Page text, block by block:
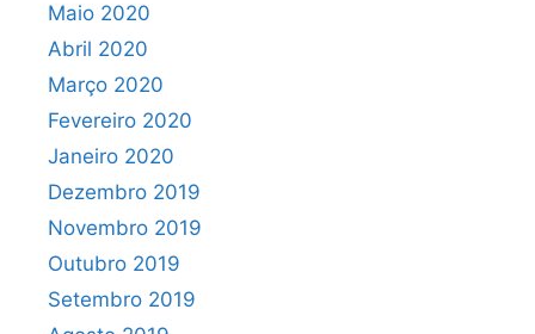
Maio 2020
Abril 2020
Março 2020
Fevereiro 2020
Janeiro 2020
Dezembro 2019
Novembro 2019
Outubro 2019
Setembro 2019